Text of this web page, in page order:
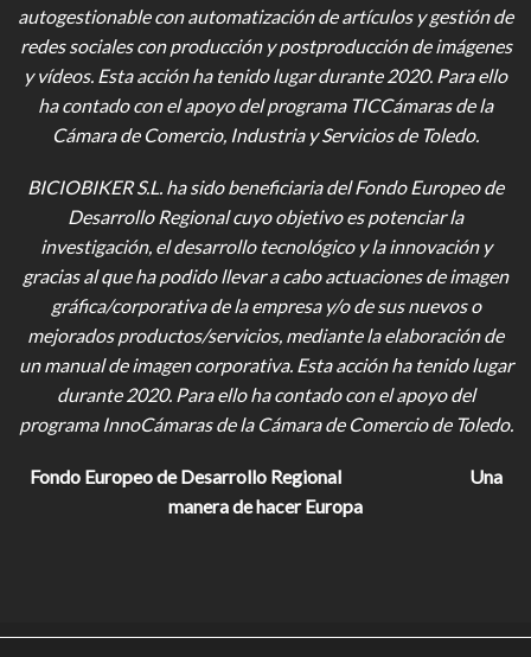
autogestionable con automatización de artículos y gestión de
redes sociales con producción y postproducción de imágenes
y vídeos. Esta acción ha tenido lugar durante 2020. Para ello
ha contado con el apoyo del programa TICCámaras de la
Cámara de Comercio, Industria y Servicios de Toledo.
BICIOBIKER S.L. ha sido beneficiaria del Fondo Europeo de
Desarrollo Regional cuyo objetivo es potenciar la
investigación, el desarrollo tecnológico y la innovación y
gracias al que ha podido llevar a cabo actuaciones de imagen
gráfica/corporativa de la empresa y/o de sus nuevos o
mejorados productos/servicios, mediante la elaboración de
un manual de imagen corporativa. Esta acción ha tenido lugar
durante 2020. Para ello ha contado con el apoyo del
programa InnoCámaras de la Cámara de Comercio de Toledo.
Fondo Europeo de Desarrollo Regional
Una
manera de hacer Europa